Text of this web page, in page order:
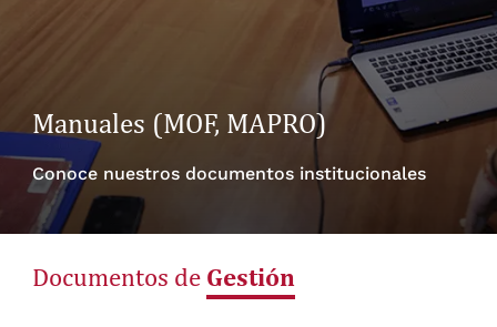
Manuales (MOF, MAPRO)
Conoce nuestros documentos institucionales
Documentos de Gestión